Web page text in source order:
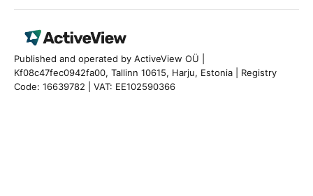
Published and operated by ActiveView OÜ |
Kf08c47fec0942fa00, Tallinn 10615, Harju, Estonia | Registry
Code: 16639782 | VAT: EE102590366